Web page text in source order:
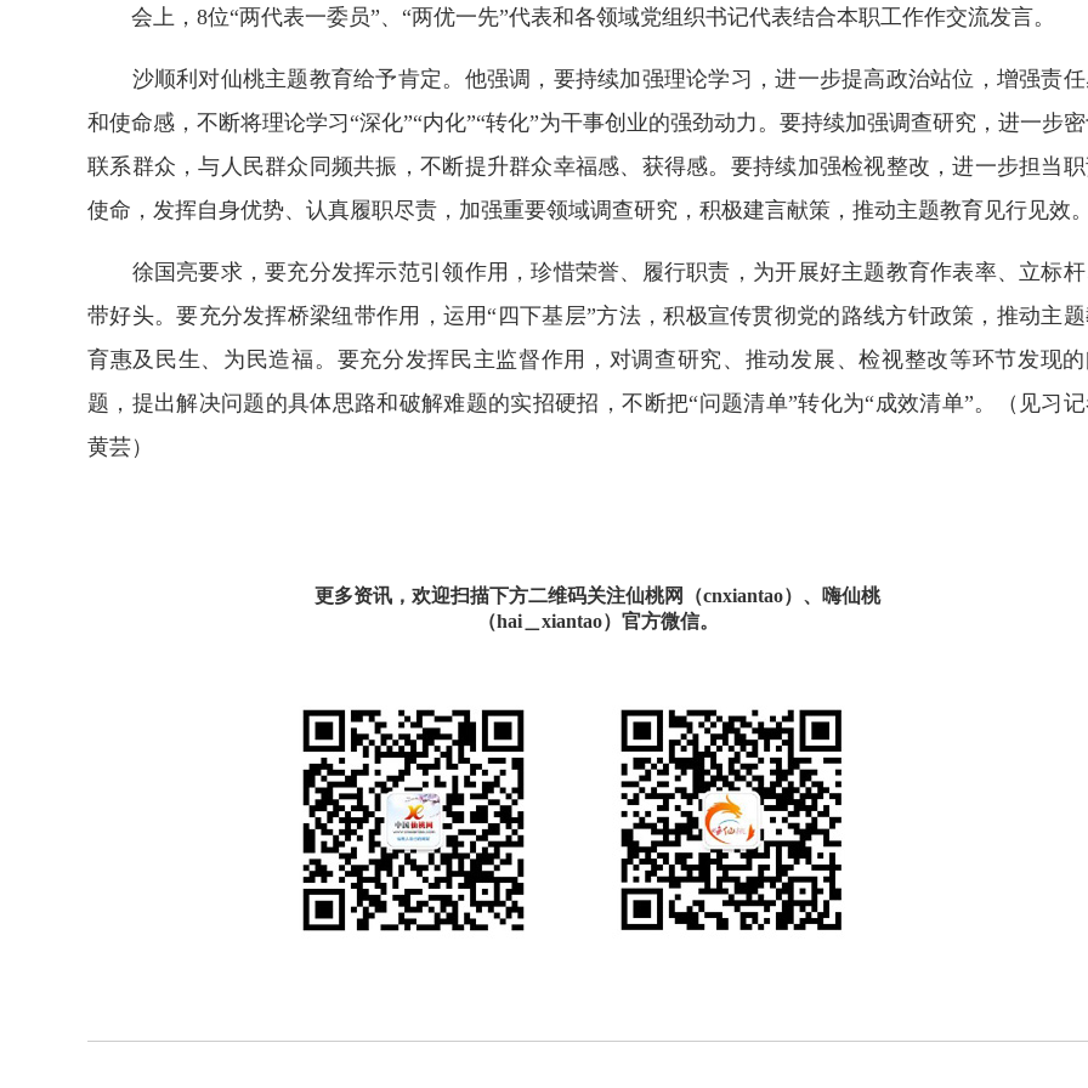
会上，8位“两代表一委员”、“两优一先”代表和各领域党组织书记代表结合本职工作作交流发言。
沙顺利对仙桃主题教育给予肯定。他强调，要持续加强理论学习，进一步提高政治站位，增强责
和使命感，不断将理论学习“深化”“内化”“转化”为干事创业的强劲动力。要持续加强调查研究，进一步
联系群众，与人民群众同频共振，不断提升群众幸福感、获得感。要持续加强检视整改，进一步担当
使命，发挥自身优势、认真履职尽责，加强重要领域调查研究，积极建言献策，推动主题教育见行见效
徐国亮要求，要充分发挥示范引领作用，珍惜荣誉、履行职责，为开展好主题教育作表率、立标
带好头。要充分发挥桥梁纽带作用，运用“四下基层”方法，积极宣传贯彻党的路线方针政策，推动主
育惠及民生、为民造福。要充分发挥民主监督作用，对调查研究、推动发展、检视整改等环节发现
题，提出解决问题的具体思路和破解难题的实招硬招，不断把“问题清单”转化为“成效清单”。（见习
黄芸）
更多资讯，欢迎扫描下方二维码关注仙桃网（cnxiantao）、嗨仙桃
（hai＿xiantao）官方微信。